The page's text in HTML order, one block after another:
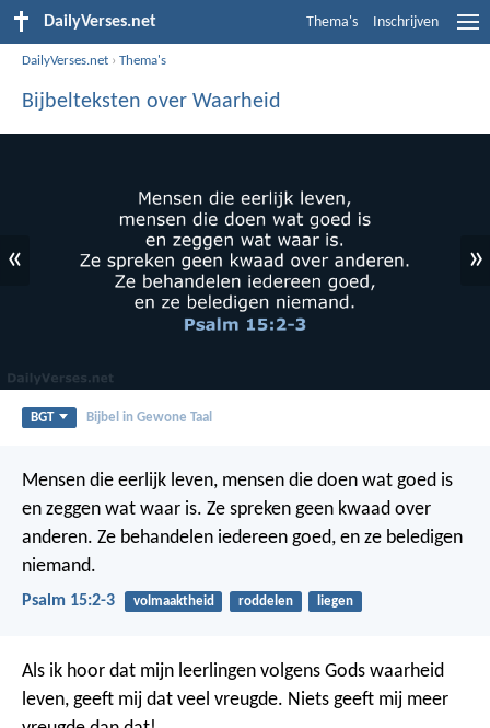
DailyVerses.net Thema's Inschrijven
DailyVerses.net ›Thema's
Bijbelteksten over Waarheid
« »
BGT Bijbel in Gewone Taal
Mensen die eerlijk leven, mensen die doen wat goed is
en zeggen wat waar is. Ze spreken geen kwaad over
anderen. Ze behandelen iedereen goed, en ze beledigen
niemand.
Psalm 15:2-3 volmaaktheid roddelen liegen
Als ik hoor dat mijn leerlingen volgens Gods waarheid
leven, geeft mij dat veel vreugde. Niets geeft mij meer